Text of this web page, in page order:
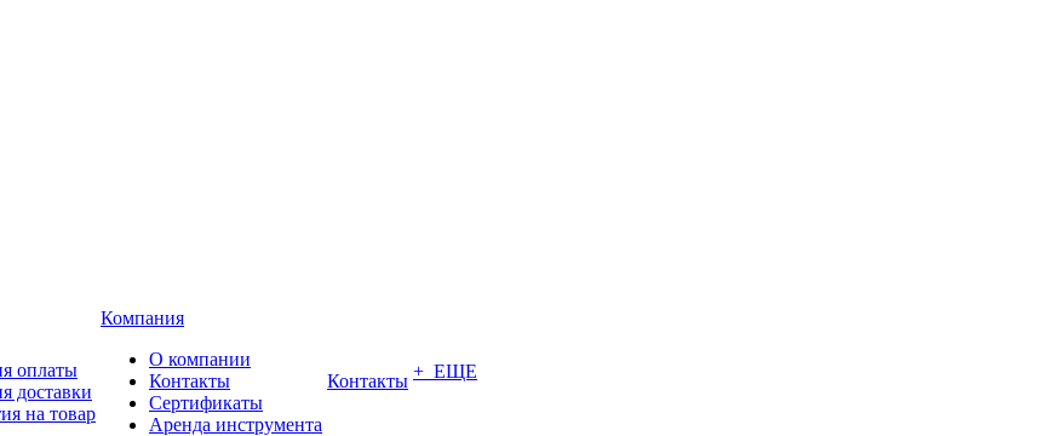
оплаты
доставки
на товар
Компания
О компании
Контакты
Сертификаты
Аренда инструмента
Контакты + ЕЩЕ